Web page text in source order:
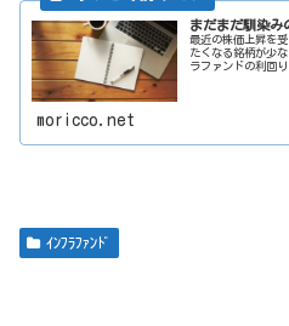
まだまだ馴染み
最近の株価上昇を
たくなる銘柄が少
ラファンドの利回
moricco.net
ｲﾝﾌﾗﾌｧﾝﾄﾞ